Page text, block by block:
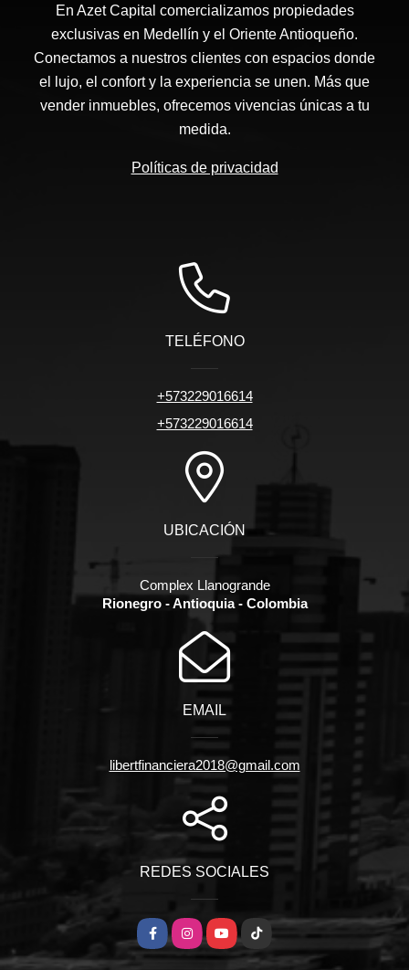
En Azet Capital comercializamos propiedades
exclusivas en Medellín y el Oriente Antioqueño.
Conectamos a nuestros clientes con espacios donde
el lujo, el confort y la experiencia se unen. Más que
vender inmuebles, ofrecemos vivencias únicas a tu
medida.
Políticas de privacidad
TELÉFONO
+573229016614
+573229016614
UBICACIÓN
Complex Llanogrande
Rionegro - Antioquia - Colombia
EMAIL
libertfinanciera2018@gmail.com
REDES SOCIALES
FacebookInstagramYouTube
TikTok